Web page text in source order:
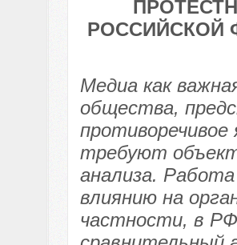
РОССИЙСКОЙ
Медиа как
общества,
требуют
анализа.
влиянию на
частности, в